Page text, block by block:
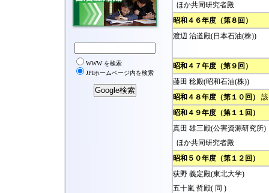
ほか共同研究者殿
昭和４６年度（第８回）
渡辺 治道殿(日本石油(株))
昭和４７年度（第９回）
藤田 稔殿(昭和石油(株))
昭和４８年度（第１０回）
昭和４９年度（第１１回）
真田 雄三殿(公害資源研究所)
ほか共同研究者殿
昭和５０年度（第１２回）
荻野 義定殿(東北大学)
五十嵐 哲殿( 同 )